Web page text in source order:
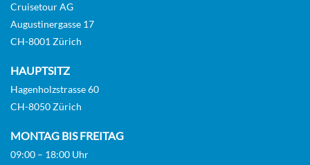
Cruisetour AG
Augustinergasse 17
CH-8001 Zürich
HAUPTSITZ
Hagenholzstrasse 60
CH-8050 Zürich
MONTAG BIS FREITAG
09:00 – 18:00 Uhr